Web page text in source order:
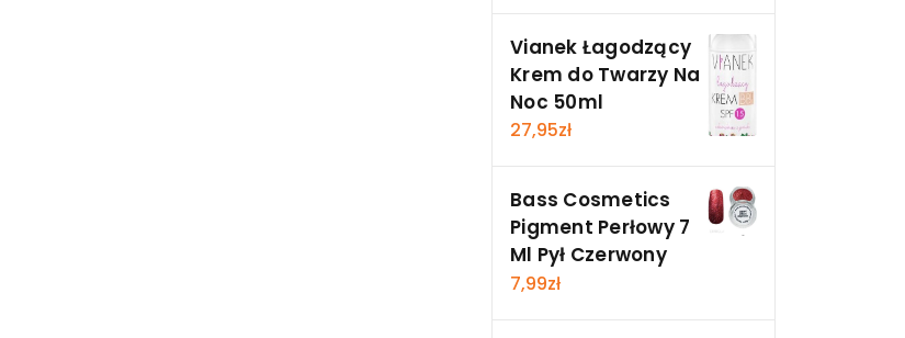
Vianek Łagodzący
Krem do Twarzy Na
Noc 50ml
27,95zł
Bass Cosmetics
Pigment Perłowy 7
Ml Pył Czerwony
7,99zł